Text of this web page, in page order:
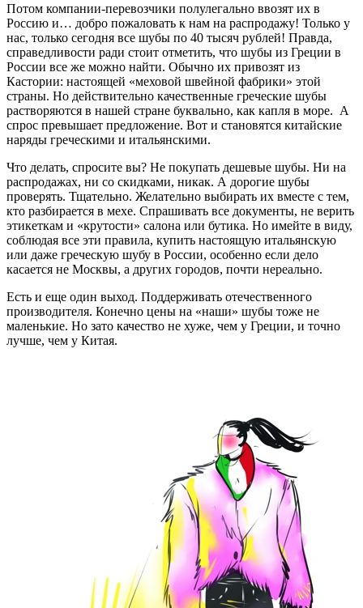
Потом компании-перевозчики полулегально ввозят их в
Россию и… добро пожаловать к нам на распродажу! Только у
нас, только сегодня все шубы по 40 тысяч рублей! Правда,
справедливости ради стоит отметить, что шубы из Греции в
России все же можно найти. Обычно их привозят из
Кастории: настоящей «меховой швейной фабрики» этой
страны. Но действительно качественные греческие шубы
растворяются в нашей стране буквально, как капля в море. А
спрос превышает предложение. Вот и становятся китайские
наряды греческими и итальянскими.
Что делать, спросите вы? Не покупать дешевые шубы. Ни на
распродажах, ни со скидками, никак. А дорогие шубы
проверять. Тщательно. Желательно выбирать их вместе с тем,
кто разбирается в мехе. Спрашивать все документы, не верить
этикеткам и «крутости» салона или бутика. Но имейте в виду,
соблюдая все эти правила, купить настоящую итальянскую
или даже греческую шубу в России, особенно если дело
касается не Москвы, а других городов, почти нереально.
Есть и еще один выход. Поддерживать отечественного
производителя. Конечно цены на «наши» шубы тоже не
маленькие. Но зато качество не хуже, чем у Греции, и точно
лучше, чем у Китая.